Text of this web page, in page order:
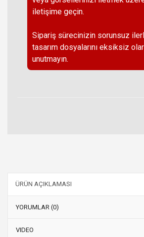
iletişime geçin.
Sipariş sürecinizin sorunsuz
tasarım dosyalarını eksiksiz
unutmayın.
ÜRÜN AÇIKLAMASI
YORUMLAR (0)
VIDEO